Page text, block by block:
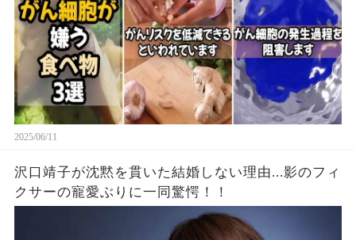
2025/06/11
沢口靖子が沈黙を貫いた結婚しない理由...影のフィ
クサーの寵愛ぶりに一同驚愕！！